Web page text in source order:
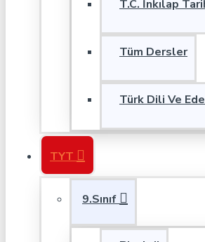
T.C. İnkılap
Tüm Dersler
Türk Dili Ve
TYT
9.Sınıf